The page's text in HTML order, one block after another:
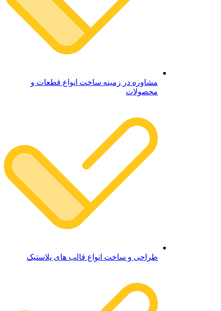
مشاوره در زمینه ساخت انواع قطعات و
محصولات
طراحی و ساخت انواع قالب های پلاستیک